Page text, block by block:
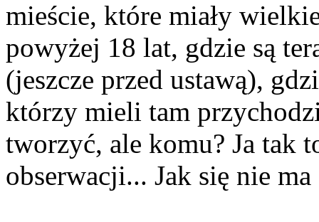
mieście, które miały
powyżej 18 lat, gdzie są
(jeszcze przed ustawą),
którzy mieli tam
tworzyć, ale komu? Ja tak
obserwacji... Jak się nie